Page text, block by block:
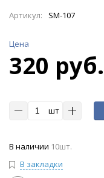
Артикул: SM-107
Цена
320 руб.
шт
В наличии 10шт.
В закладки